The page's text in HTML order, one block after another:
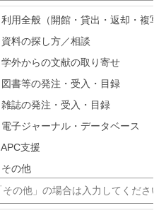
利用全般（開館・貸出・返却・複写
資料の探し方／相談
学外からの文献の取り寄せ
図書等の発注・受入・目録
雑誌の発注・受入・目録
電子ジャーナル・データベース
APC支援
その他